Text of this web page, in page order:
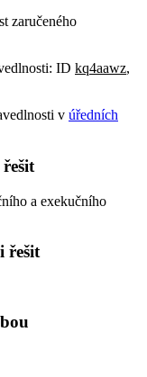
zaručeného
ID kq4aawz,
v úředních
a exekučního
řešit